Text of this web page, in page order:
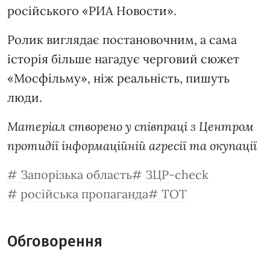
російського «РИА Новости».
Ролик виглядає постановочним, а сама
історія більше нагадує черговий сюжет
«Мосфільму», ніж реальність, пишуть
люди.
Матеріал створено у співпраці з Центром
протидії інформаційній агресії та окупації
Запорізька область
ЗЦР-check
російська пропаганда
ТОТ
Обговорення